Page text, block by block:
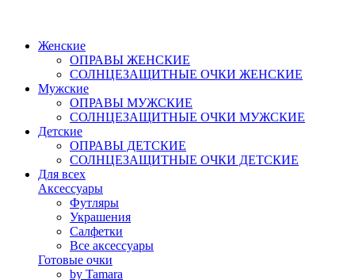
Женские
ОПРАВЫ ЖЕНСКИЕ
СОЛНЦЕЗАЩИТНЫЕ ОЧКИ ЖЕНСКИЕ
Мужские
ОПРАВЫ МУЖСКИЕ
СОЛНЦЕЗАЩИТНЫЕ ОЧКИ МУЖСКИЕ
Детские
ОПРАВЫ ДЕТСКИЕ
СОЛНЦЕЗАЩИТНЫЕ ОЧКИ ДЕТСКИЕ
Для всех
Аксессуары
Футляры
Украшения
Салфетки
Все аксессуары
Готовые очки
by Tamara